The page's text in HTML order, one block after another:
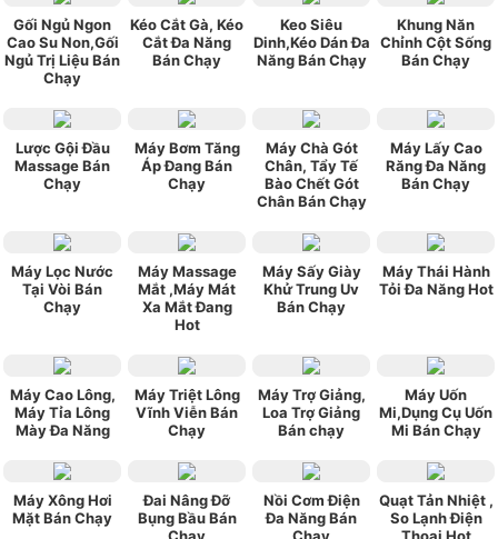
Gối Ngủ Ngon
Cao Su Non,Gối
Ngủ Trị Liệu Bán
Chạy
Kéo Cắt Gà, Kéo
Cắt Đa Năng
Bán Chạy
Keo Siêu
Dinh,Kéo Dán Đa
Năng Bán Chạy
Khung Năn
Chỉnh Cột Sống
Bán Chạy
Lược Gội Đầu
Massage Bán
Chạy
Máy Bơm Tăng
Áp Đang Bán
Chạy
Máy Chà Gót
Chân, Tẩy Tế
Bào Chết Gót
Chân Bán Chạy
Máy Lấy Cao
Răng Đa Năng
Bán Chạy
Máy Lọc Nước
Tại Vòi Bán
Chạy
Máy Massage
Mắt ,Máy Mát
Xa Mắt Đang
Hot
Máy Sấy Giày
Khử Trung Uv
Bán Chạy
Máy Thái Hành
Tỏi Đa Năng Hot
Máy Cao Lông,
Máy Tỉa Lông
Mày Đa Năng
Máy Triệt Lông
Vĩnh Viễn Bán
Chạy
Máy Trợ Giảng,
Loa Trợ Giảng
Bán chạy
Máy Uốn
Mi,Dụng Cụ Uốn
Mi Bán Chạy
Máy Xông Hơi
Mặt Bán Chạy
Đai Nâng Đỡ
Bụng Bầu Bán
Nồi Cơm Điện
Đa Năng Bán
Quạt Tản Nhiệt ,
So Lạnh Điện